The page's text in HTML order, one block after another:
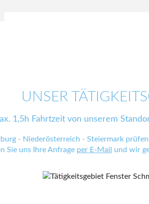
UNSER
1,5h Fahrtzeit von unserem
- Niederösterreich - Steiermark
Sie uns Ihre Anfrage per E-Mail und wir